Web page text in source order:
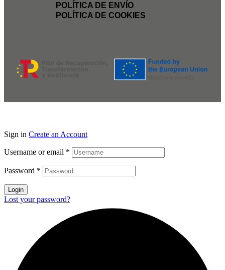
POLÍTICA DE ENVÍO
POLÍTICA DE COOKIES
Sign in Create an Account
Username or email *
Password *
Login
Lost your password?